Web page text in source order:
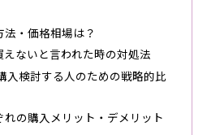
・価格相場は？
ないと言われた時の対処法
入検討する人のための戦略的比
の購入メリット・デメリット